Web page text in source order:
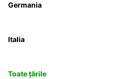
Germania
Italia
Toate țările